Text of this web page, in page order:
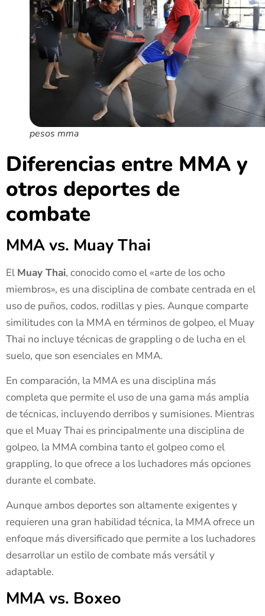
pesos mma
Diferencias entre MMA y
otros deportes de
combate
MMA vs. Muay Thai
El Muay Thai, conocido como el «arte de los ocho
miembros», es una disciplina de combate centrada en el
uso de puños, codos, rodillas y pies. Aunque comparte
similitudes con la MMA en términos de golpeo, el Muay
Thai no incluye técnicas de grappling o de lucha en el
suelo, que son esenciales en MMA.
En comparación, la MMA es una disciplina más
completa que permite el uso de una gama más amplia
de técnicas, incluyendo derribos y sumisiones. Mientras
que el Muay Thai es principalmente una disciplina de
golpeo, la MMA combina tanto el golpeo como el
grappling, lo que ofrece a los luchadores más opciones
durante el combate.
Aunque ambos deportes son altamente exigentes y
requieren una gran habilidad técnica, la MMA ofrece un
enfoque más diversificado que permite a los luchadores
desarrollar un estilo de combate más versátil y
adaptable.
MMA vs. Boxeo